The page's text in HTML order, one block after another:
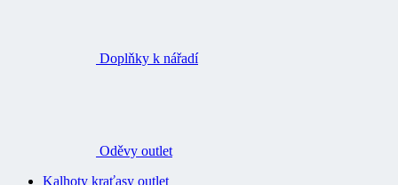
Doplňky k nářadí
Oděvy outlet
Kalhoty kraťasy outlet